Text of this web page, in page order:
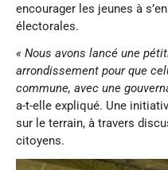
encourager les jeunes à
électorales.
« Nous avons lancé une
arrondissement pour que
commune, avec une
a-t-elle expliqué. Une
sur le terrain, à travers
citoyens.